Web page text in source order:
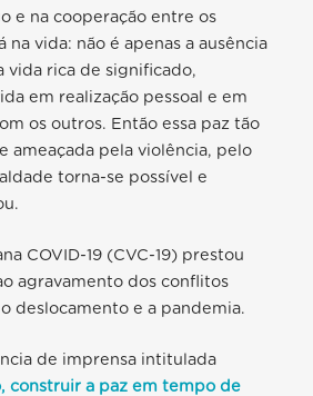
e na cooperação entre os
na vida: não é apenas a ausência
vida rica de significado,
em realização pessoal e em
os outros. Então essa paz tão
ameaçada pela violência, pelo
torna-se possível e
COVID-19 (CVC-19) prestou
agravamento dos conflitos
deslocamento e a pandemia.
de imprensa intitulada
construir a paz em tempo de